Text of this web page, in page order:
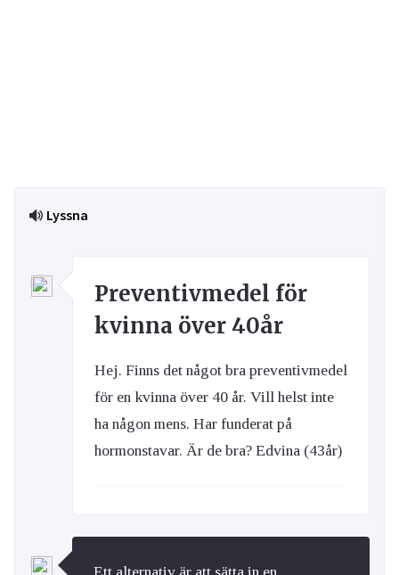
Lyssna
Preventivmedel för
kvinna över 40år
Hej. Finns det något bra preventivmedel
för en kvinna över 40 år. Vill helst inte
ha någon mens. Har funderat på
hormonstavar. Är de bra? Edvina (43år)
Ett alternativ är att sätta in en